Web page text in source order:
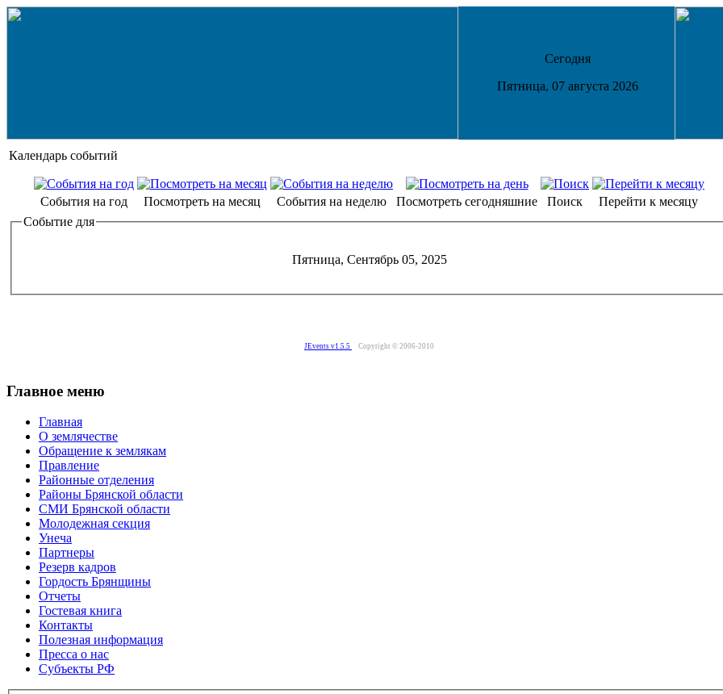
Сегодня
Пятница, 07 августа 2026
Календарь событий
События на год Посмотреть на месяц События на неделю Посмотреть сегодняшние Поиск
Перейти к месяцу
Событие для
Пятница, Сентябрь 05, 2025
JEvents v1.5.5 Copyright © 2006-2010
Главное меню
Главная
О землячестве
Обращение к землякам
Правление
Районные отделения
Районы Брянской области
СМИ Брянской области
Молодежная секция
Унеча
Партнеры
Резерв кадров
Гордость Брянщины
Отчеты
Гостевая книга
Контакты
Полезная информация
Пресса о нас
Субъекты РФ